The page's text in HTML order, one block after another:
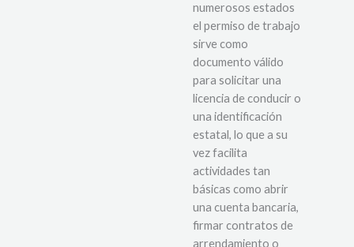
numerosos estados
el permiso de trabajo
sirve como
documento válido
para solicitar una
licencia de conducir o
una identificación
estatal, lo que a su
vez facilita
actividades tan
básicas como abrir
una cuenta bancaria,
firmar contratos de
arrendamiento o